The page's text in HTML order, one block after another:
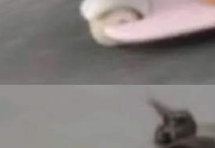
乎不占资源。当 cel
恢复 SQLite 数据
的唯一真相...
17、REDMI No
么是vivo X300 E这
Ultra / Z Fold8 /
月22日发布，且全
Galaxy，它们本该
一次编辑操作的版
Access 阶段。 De
landing page 最显
between com
之间写出来的。git
183 亿美元
博客（VC 分
度业绩报告，Spac